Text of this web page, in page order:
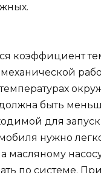
коэффициент
должна быть
для
нужно
а масляному
по системе.